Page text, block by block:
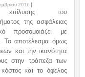
2016
του
της ασφάλειας
προσομοιάζει με
Το αποτέλεσμα όμως
και την ικανότητα
στην τράπεζα των
και το όφελος